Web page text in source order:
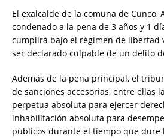
El exalcalde de la comuna de Cunco,
condenado a la pena de 3 años y 1
cumplirá bajo el régimen de libertad
ser declarado culpable de un delito
Además de la pena principal, el
de sanciones accesorias, entre ellas
perpetua absoluta para ejercer
inhabilitación absoluta para
públicos durante el tiempo que dure